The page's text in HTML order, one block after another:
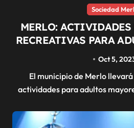
Sociedad
MERLO:
RECREATIVAS PARA
Oct 5,
El municipio de Merlo llevará adelante distintas
actividades para adultos